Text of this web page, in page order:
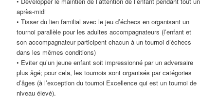
après-midi
• Tisser du lien familial avec le jeu d’échecs en organisant un
tournoi parallèle pour les adultes accompagnateurs (l’enfant et
son accompagnateur participent chacun à un tournoi d’échecs
dans les mêmes conditions)
• Eviter qu’un jeune enfant soit impressionné par un adversaire
plus âgé; pour cela, les tournois sont organisés par catégories
d’âges (à l’exception du tournoi Excellence qui est un tournoi de
niveau élevé).